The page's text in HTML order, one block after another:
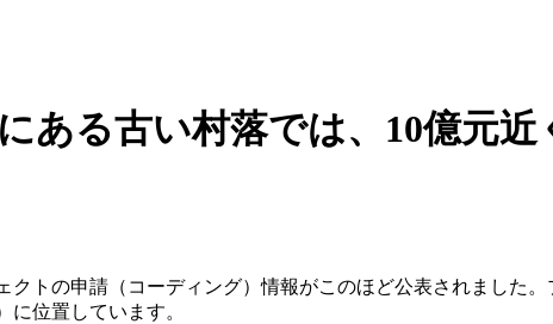
ある古い村落では、10億元
トの申請（コーディング）情報がこのほど公表されました
位置しています。